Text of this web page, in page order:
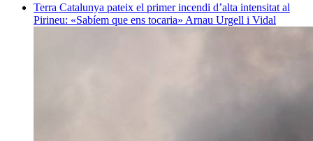
Terra Catalunya pateix el primer incendi d’alta intensitat al
Pirineu: «Sabíem que ens tocaria» Arnau Urgell i Vidal